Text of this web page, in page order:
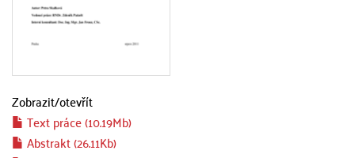
Zobrazit/otevřít
Text práce (10.19Mb)
Abstrakt (26.11Kb)